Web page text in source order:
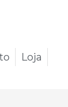
Loja